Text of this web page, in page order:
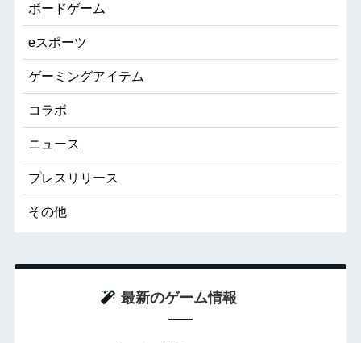
ボードゲーム
eスポーツ
ゲーミングアイテム
コラボ
ニュース
プレスリリース
その他
最新のゲーム情報